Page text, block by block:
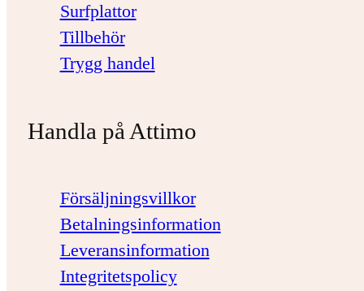
Surfplattor
Tillbehör
Trygg handel
Handla på Attimo
Försäljningsvillkor
Betalningsinformation
Leveransinformation
Integritetspolicy